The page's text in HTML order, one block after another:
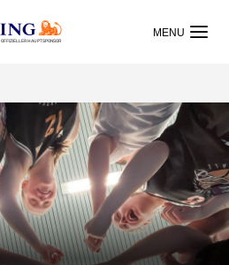
OFFIZIELLER HAUPTSPONSOR